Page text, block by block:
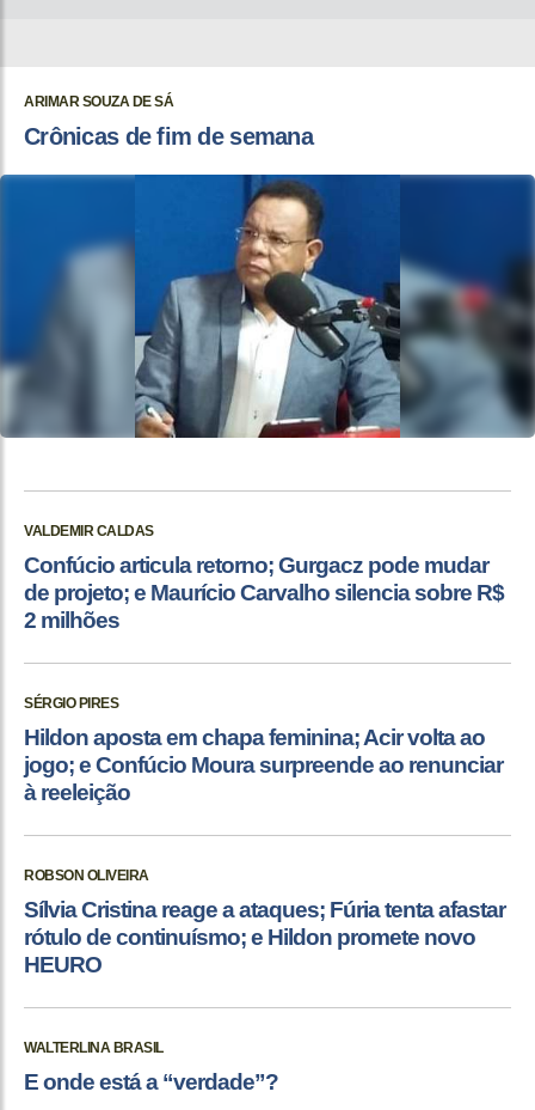
ARIMAR SOUZA DE SÁ
Crônicas de fim de semana
VALDEMIR CALDAS
Confúcio articula retorno; Gurgacz pode mudar
de projeto; e Maurício Carvalho silencia sobre R$
2 milhões
SÉRGIO PIRES
Hildon aposta em chapa feminina; Acir volta ao
jogo; e Confúcio Moura surpreende ao renunciar
à reeleição
ROBSON OLIVEIRA
Sílvia Cristina reage a ataques; Fúria tenta afastar
rótulo de continuísmo; e Hildon promete novo
HEURO
WALTERLINA BRASIL
E onde está a “verdade”?